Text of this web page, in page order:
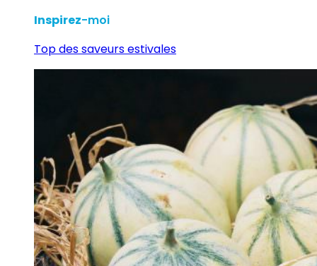
Inspirez-moi
Top des saveurs estivales